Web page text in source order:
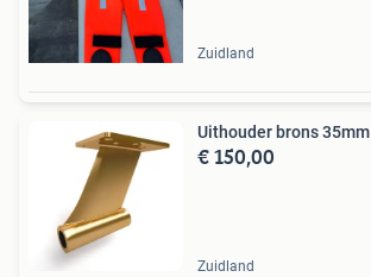
Zuidland
Uithouder brons 35mm
€ 150,00
Zuidland